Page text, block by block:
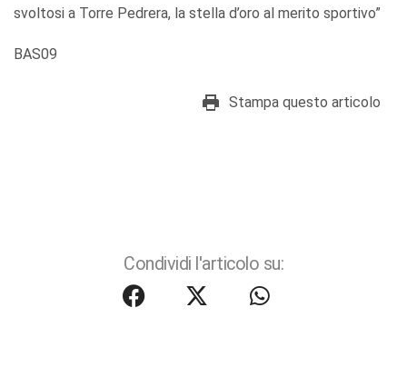
svoltosi a Torre Pedrera, la stella d’oro al merito sportivo”
BAS09
Stampa questo articolo
Condividi l'articolo su: